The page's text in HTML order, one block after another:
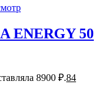
ENERGY 50
8900 ₽.84